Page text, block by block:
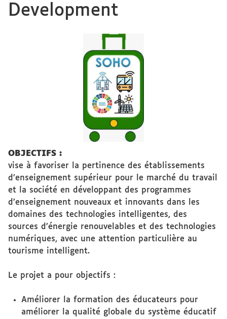
Development
OBJECTIFS :
vise à favoriser la pertinence des établissements
d’enseignement supérieur pour le marché du travail
et la société en développant des programmes
d’enseignement nouveaux et innovants dans les
domaines des technologies intelligentes, des
sources d’énergie renouvelables et des technologies
numériques, avec une attention particulière au
tourisme intelligent.
Le projet a pour objectifs :
Améliorer la formation des éducateurs pour
améliorer la qualité globale du système éducatif